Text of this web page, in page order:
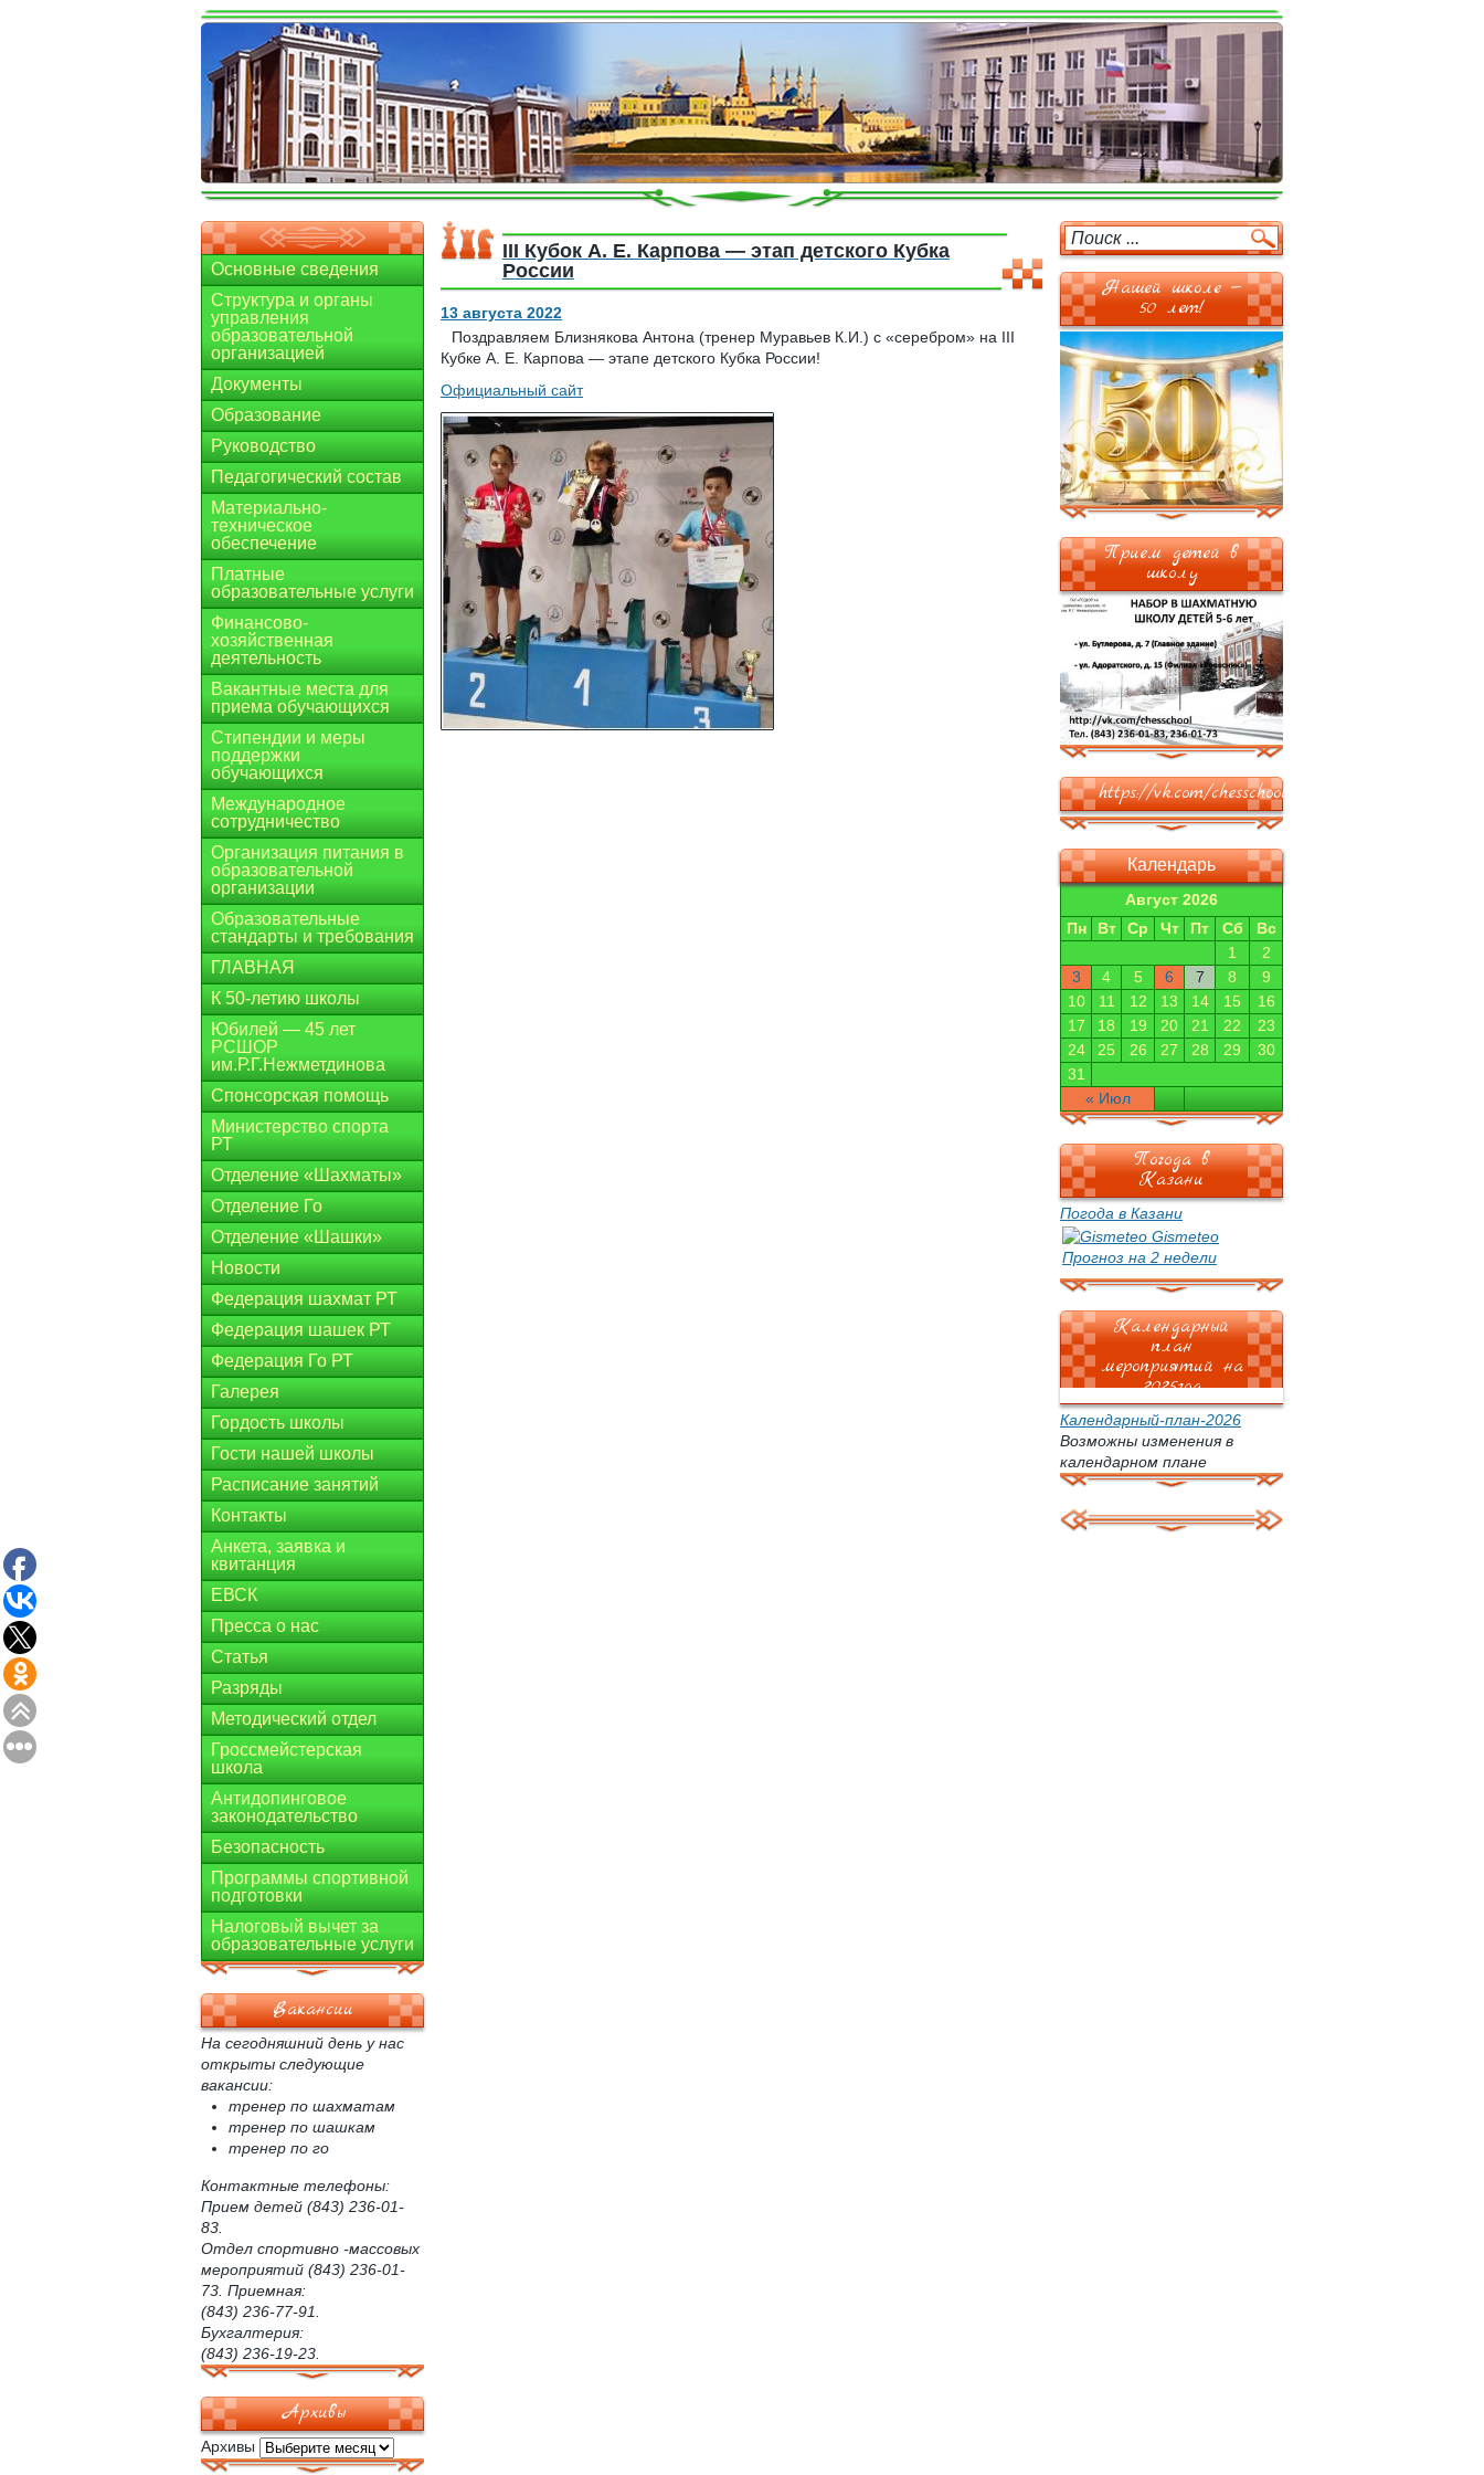
Основные сведения
Структура и органы
управления
образовательной
организацией
Документы
Образование
Руководство
Педагогический состав
Материально-
техническое
обеспечение
Платные
образовательные услуги
Финансово-
хозяйственная
деятельность
Вакантные места для
приема обучающихся
Стипендии и меры
поддержки
обучающихся
Международное
сотрудничество
Организация питания в
образовательной
организации
Образовательные
стандарты и требования
ГЛАВНАЯ
К 50-летию школы
Юбилей — 45 лет
РСШОР
им.Р.Г.Нежметдинова
Спонсорская помощь
Министерство спорта
РТ
Отделение «Шахматы»
Отделение Го
Отделение «Шашки»
Новости
Федерация шахмат РТ
Федерация шашек РТ
Федерация Го РТ
Галерея
Гордость школы
Гости нашей школы
Расписание занятий
Контакты
Анкета, заявка и
квитанция
ЕВСК
Пресса о нас
Статья
Разряды
Методический отдел
Гроссмейстерская
школа
Антидопинговое
законодательство
Безопасность
Программы спортивной
подготовки
Налоговый вычет за
образовательные услуги
Вакансии
На сегодняшний день у нас
открыты следующие
вакансии:
тренер по шахматам
тренер по шашкам
тренер по го
Контактные телефоны:
Прием детей (843) 236-01-
83.
Отдел спортивно -массовых
мероприятий (843) 236-01-
73. Приемная:
(843) 236-77-91.
Бухгалтерия:
(843) 236-19-23.
Архивы
Архивы
III Кубок А. Е. Карпова — этап детского Кубка
России
13 августа 2022
Поздравляем Близнякова Антона (тренер Муравьев К.И.) с «серебром» на III
Кубке А. Е. Карпова — этапе детского Кубка России!
Официальный сайт
Нашей школе —
50 лет!
Прием детей в
школу
https://vk.com/chesschool
Календарь
Август 2026
Пн
Вт Ср Чт Пт Сб Вс
« Июл
1
2
3
4 5 6 7 8
9
10
11 12 13 14 15
16
17
18 19 20 21 22
23
24
25 26 27 28 29
30
31
Погода в
Казани
Погода в Казани
Gismeteo
Прогноз на 2 недели
Календарный
план
мероприятий на
2025год
Календарный-план-2026
Возможны изменения в
календарном плане